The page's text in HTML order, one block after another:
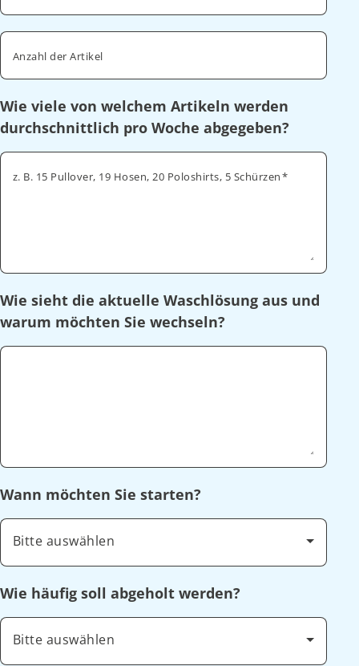
Anzahl der Artikel
Wie viele von welchem Artikeln werden
durchschnittlich pro Woche abgegeben?
z. B. 15 Pullover, 19 Hosen, 20 Poloshirts, 5 Schürzen
Wie sieht die aktuelle Waschlösung aus und
warum möchten Sie wechseln?
Wann möchten Sie starten?
Bitte auswählen
Wie häufig soll abgeholt werden?
Bitte auswählen